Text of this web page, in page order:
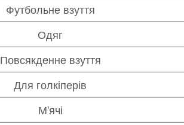
Футбольне взуття
Одяг
Повсякденне взуття
Для голкіперів
М'ячі